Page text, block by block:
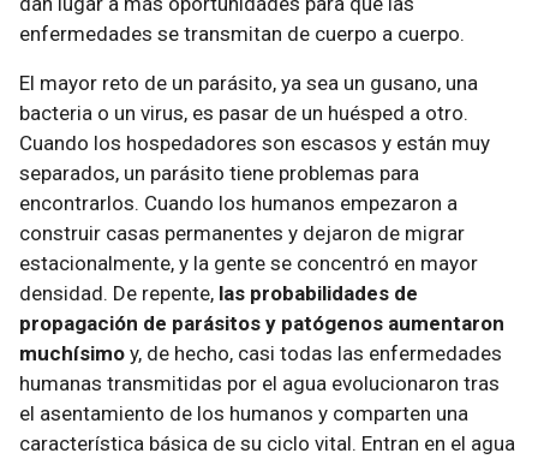
enfermedades se transmitan de cuerpo a cuerpo.
El mayor reto de un parásito, ya sea un gusano, una
bacteria o un virus, es pasar de un huésped a otro.
Cuando los hospedadores son escasos y están muy
separados, un parásito tiene problemas para
encontrarlos. Cuando los humanos empezaron a
construir casas permanentes y dejaron de migrar
estacionalmente, y la gente se concentró en mayor
densidad. De repente, las probabilidades de
propagación de parásitos y patógenos aumentaron
muchísimo y, de hecho, casi todas las enfermedades
humanas transmitidas por el agua evolucionaron tras
el asentamiento de los humanos y comparten una
característica básica de su ciclo vital. Entran en el agua